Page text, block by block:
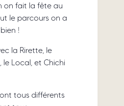
on fait la fête au
le parcours on a
!
la Rirette, le
le Local, et Chichi
tous différents